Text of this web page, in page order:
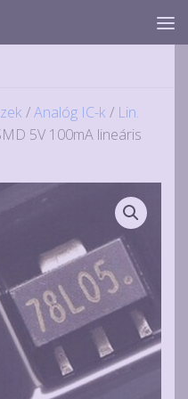
/Analóg IC-k / Lin.
5V 100mA lineáris